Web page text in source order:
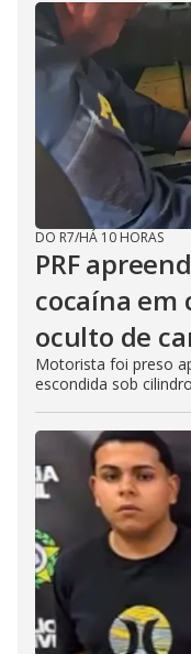
DO R7/HÁ 10 HORAS
PRF
cocaína
oculto de
Motorista foi preso
escondida sob